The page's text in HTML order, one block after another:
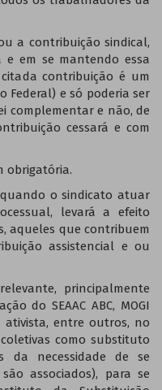
a contribuição sindical,
em se mantendo essa
contribuição é um
Federal) e só poderia ser
complementar e não, de
cessará e com
obrigatória.
quando o sindicato atuar
levará a efeito
aqueles que contribuem
assistencial e ou
principalmente
do SEAAC ABC, MOGI
ativista, entre outros, no
como substituto
da necessidade de se
associados), para se